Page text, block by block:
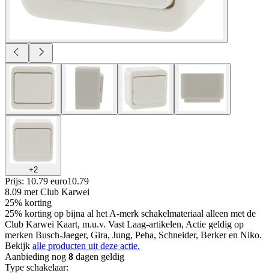
+2
Prijs: 10.79 euro10.79
8.09 met Club Karwei
25% korting
25% korting op bijna al het A-merk schakelmateriaal alleen met de
Club Karwei Kaart, m.u.v. Vast Laag-artikelen, Actie geldig op
merken Busch-Jaeger, Gira, Jung, Peha, Schneider, Berker en Niko.
Bekijk alle producten uit deze actie.
Aanbieding nog 8 dagen geldig
Type schakelaar: